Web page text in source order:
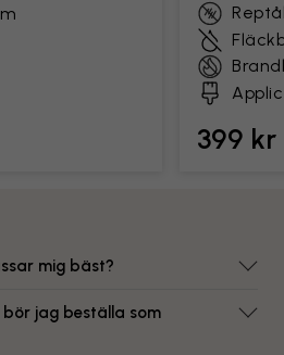
399
mig bäst?
jag beställa som